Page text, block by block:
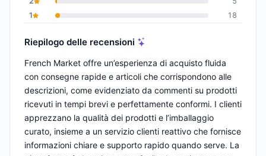
1
18
Riepilogo delle recensioni
French Market offre un’esperienza di acquisto fluida
con consegne rapide e articoli che corrispondono alle
descrizioni, come evidenziato da commenti su prodotti
ricevuti in tempi brevi e perfettamente conformi. I clienti
apprezzano la qualità dei prodotti e l’imballaggio
curato, insieme a un servizio clienti reattivo che fornisce
informazioni chiare e supporto rapido quando serve. La